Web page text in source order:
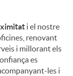
i el nostre
renovant
i millorant els
es
les i